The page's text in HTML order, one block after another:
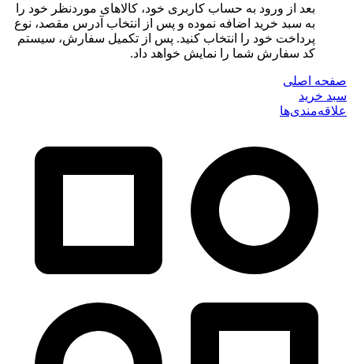
بعد از ورود به حساب کاربری خود، کالاهای موردنظر خود را
به سبد خرید اضافه نموده و پس از انتخاب آدرس مقصد، نوع
پرداخت خود را انتخاب کنید. پس از تکمیل سفارش، سیستم
کد سفارش شما را نمایش خواهد داد.
صفحه اصلی
سبد خرید
علاقه‌مندی‌ها